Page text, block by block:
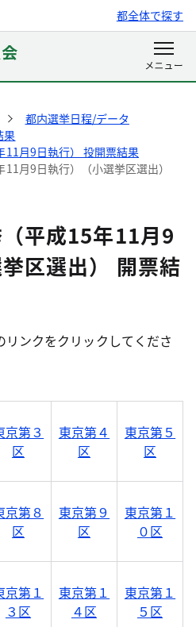
都全体で探す
都内選挙日程/データ
果
月9日執行） 投開票結果
月9日執行）（小選挙区選出）
平成15年11月9
区選出） 開票結
ンクをクリックしてくださ
京第３
区
東京第４
区
東京第５
区
京第８
区
東京第９
区
東京第１
０区
京第１
３区
東京第１
４区
東京第１
５区